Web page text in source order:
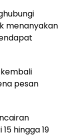
menanyakan
kembali
pesan
hingga 19